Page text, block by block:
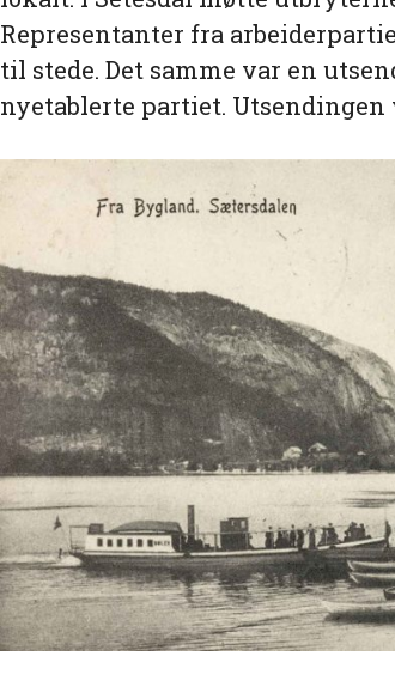
Representanter fra
til stede. Det samme var en
nyetablerte partiet.